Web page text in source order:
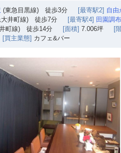
(東急目黒線) 徒歩3分 [最寄駅2] 自由
大井町線) 徒歩7分 [最寄駅4] 田園調布
町線) 徒歩14分 [面積] 7.006坪
[
[買主業態] カフェ&バー